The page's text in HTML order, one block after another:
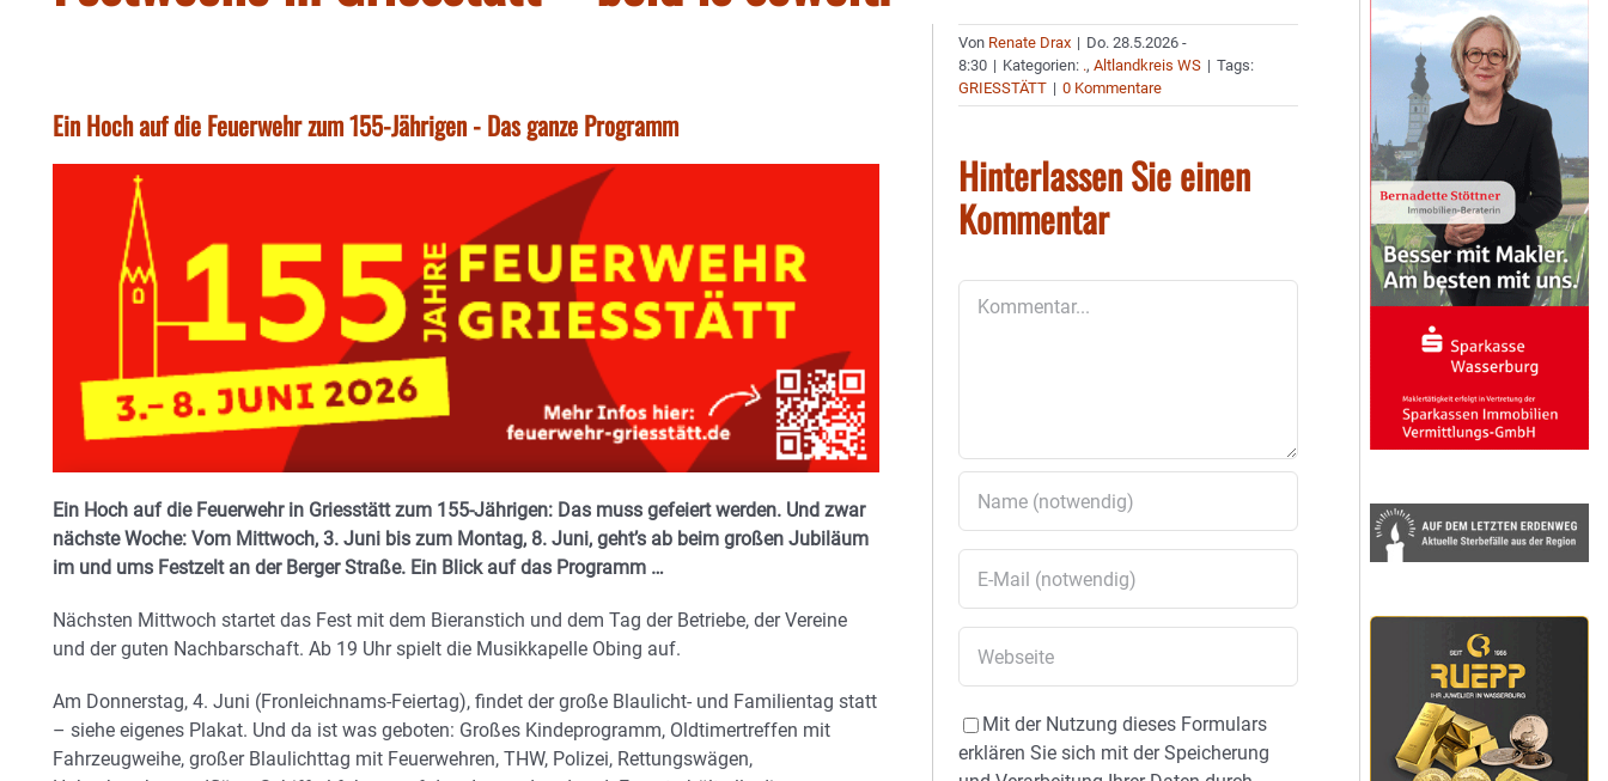
Ein Hoch auf die Feuerwehr zum 155-Jährigen - Das ganze Programm
Ein Hoch auf die Feuerwehr in Griesstätt zum 155-Jährigen: Das muss gefeiert werden. Und zwar
nächste Woche: Vom Mittwoch, 3. Juni bis zum Montag, 8. Juni, geht’s ab beim großen Jubiläum
im und ums Festzelt an der Berger Straße. Ein Blick auf das Programm …
Nächsten Mittwoch startet das Fest mit dem Bieranstich und dem Tag der Betriebe, der Vereine
und der guten Nachbarschaft. Ab 19 Uhr spielt die Musikkapelle Obing auf.
Am Donnerstag, 4. Juni (Fronleichnams-Feiertag), findet der große Blaulicht- und Familientag statt
– siehe eigenes Plakat. Und da ist was geboten: Großes Kindeprogramm, Oldtimertreffen mit
Fahrzeugweihe, großer Blaulichttag mit Feuerwehren, THW, Polizei, Rettungswägen,
Von Renate Drax | Do. 28.5.2026 -
8:30 | Kategorien: .,Altlandkreis WS | Tags:
GRIESSTÄTT | 0 Kommentare
Hinterlassen Sie einen
Kommentar
Mit der Nutzung dieses Formulars
erklären Sie sich mit der Speicherung